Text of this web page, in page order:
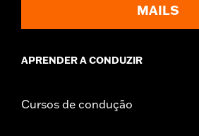
MAILS
APRENDER A CONDUZIR
Cursos de condução